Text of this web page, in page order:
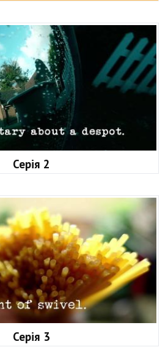
Серія 2
Серія 3